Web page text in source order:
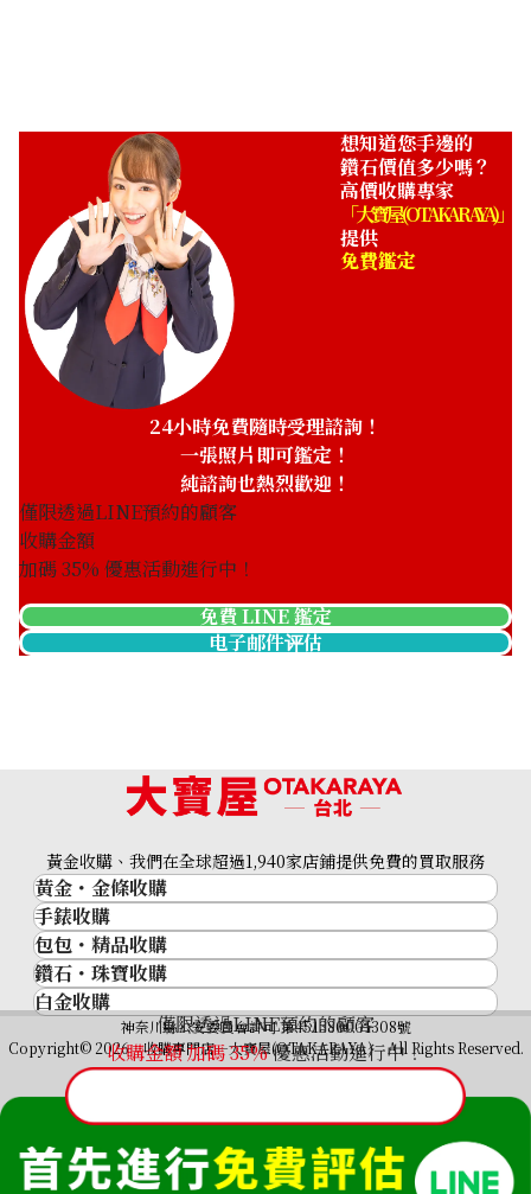
想知道您手邊的
鑽石價值多少嗎？
高價收購專家
「大寶屋 (OTAKARAYA)」
提供
免費鑑定
24小時免費隨時受理諮詢！
一張照片即可鑑定！
純諮詢也熱烈歡迎！
僅限透過LINE預約的顧客
收購金額
加碼35% 優惠活動進行中！
免費 LINE 鑑定
电子邮件评估
僅限透過LINE預約的顧客
收購金額 加碼35%優惠活動進行中！
黃金收購、我們在全球超過1,940家店鋪提供免費的買取服務
黃金・金條收購
黃金與貴金屬
金的錠
金幣
黃金過去10年
黃金飾品
黃金戒指
黃金項鍊
手錶收購
名牌手錶
Rolex
Patek Philippe
Audemars Piguet
Vacheron Constantin
A. Lange & Söhne
Breguet
包包・精品收購
品牌精品
Cartier
LOUIS VUITTON
Hermès
CELINE
CHANEL
Fendi
鑽石・珠寶收購
鑽石･珠寶
祖母綠（翠玉）
紅寶石（紅玉）
藍寶石（蒼玉）
白金收購
神奈川縣公安委員會許可 第451380001308號
Copyright© 2026 收購專門店—大寶屋(OTAKARAYA) All Rights Reserved.